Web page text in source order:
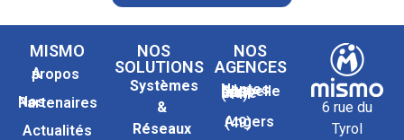
MISMO
A propos
Nos Partenaires
Actualités
NOS
SOLUTIONS
Systèmes
&
Réseaux
NOS
AGENCES
Nantes – La Chapelle sur Erdre (44)
Angers (49)
6 rue du
Tyrol